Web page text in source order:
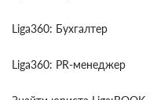
Liga360: Бухгалтер
Liga360: PR-менеджер